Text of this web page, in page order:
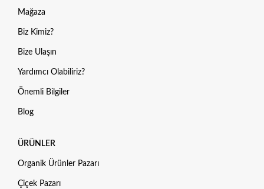
Mağaza
Biz Kimiz?
Bize Ulaşın
Yardımcı Olabiliriz?
Önemli Bilgiler
Blog
ÜRÜNLER
Organik Ürünler Pazarı
Çiçek Pazarı